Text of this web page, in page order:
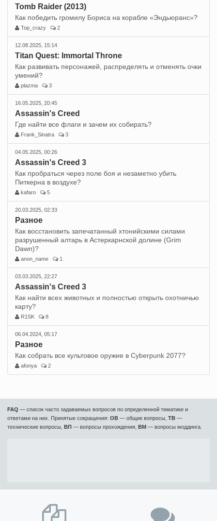
Tomb Raider (2013)
Как победить громилу Бориса на корабле «Эндьюранс»?
Top_crazy 2
12.08.2025, 15:14
Titan Quest: Immortal Throne
Как развивать персонажей, распределять и отменять очки
умений?
plazma 3
16.05.2025, 20:45
Assassin's Creed
Где найти все флаги и зачем их собирать?
Frank_Sinatra 3
04.05.2025, 00:26
Assassin's Creed 3
Как пробраться через поле боя и незаметно убить
Питкерна в воздухе?
kafaro 5
20.03.2025, 02:33
Разное
Как восстановить запечатанный хтонийскими силами
разрушенный алтарь в Астеркарнской долине (Grim
Dawn)?
anon_name 1
03.03.2025, 22:27
Assassin's Creed 3
Как найти всех животных и полностью открыть охотничью
карту?
R1SK 8
06.04.2024, 05:17
Разное
Как собрать все культовое оружие в Cyberpunk 2077?
afonya 2
FAQ — список часто задаваемых вопросов по определенной тематике и
ответами на них. Принятые сокращения: ОВ — общие вопросы, ТВ —
технические вопросы, ВП — вопросы прохождения, ВМ — вопросы моддинга.